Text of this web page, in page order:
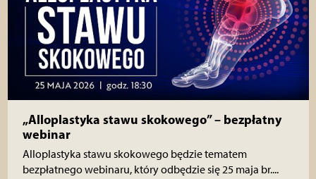
„Alloplastyka stawu skokowego” – bezpłatny
webinar
Alloplastyka stawu skokowego będzie tematem
bezpłatnego webinaru, który odbędzie się 25 maja br....